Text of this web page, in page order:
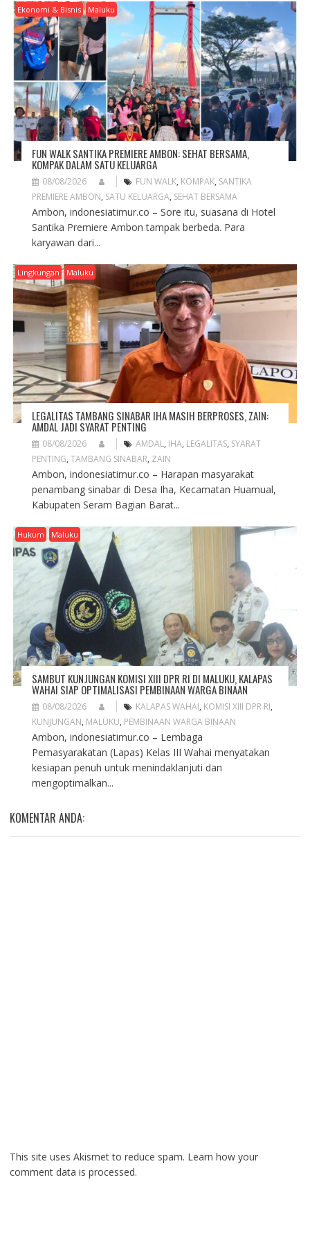
A
T
O
Ekonomi & Bisnis Maluku
FUN WALK SANTIKA PREMIERE AMBON: SEHAT BERSAMA,
KOMPAK DALAM SATU KELUARGA
08/08/2026 FUN WALK, KOMPAK, SANTIKA
PREMIERE AMBON, SATU KELUARGA, SEHAT BERSAMA
Ambon, indonesiatimur.co – Sore itu, suasana di Hotel
Santika Premiere Ambon tampak berbeda. Para
karyawan dari...
Lingkungan Maluku
LEGALITAS TAMBANG SINABAR IHA MASIH BERPROSES, ZAIN:
AMDAL JADI SYARAT PENTING
08/08/2026 AMDAL, IHA, LEGALITAS, SYARAT
PENTING, TAMBANG SINABAR, ZAIN
Ambon, indonesiatimur.co – Harapan masyarakat
penambang sinabar di Desa Iha, Kecamatan Huamual,
Kabupaten Seram Bagian Barat...
Hukum Maluku
SAMBUT KUNJUNGAN KOMISI XIII DPR RI DI MALUKU, KALAPAS
WAHAI SIAP OPTIMALISASI PEMBINAAN WARGA BINAAN
08/08/2026 KALAPAS WAHAI, KOMISI XIII DPR RI,
KUNJUNGAN, MALUKU, PEMBINAAN WARGA BINAAN
Ambon, indonesiatimur.co – Lembaga
Pemasyarakatan (Lapas) Kelas III Wahai menyatakan
kesiapan penuh untuk menindaklanjuti dan
mengoptimalkan...
KOMENTAR ANDA:
This site uses Akismet to reduce spam. Learn how your
comment data is processed.